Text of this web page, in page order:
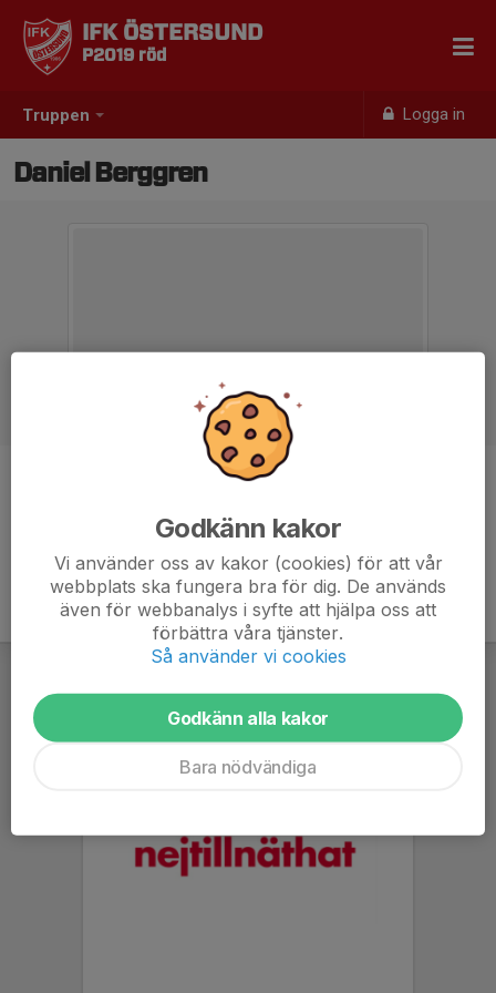
Truppen Logga in
IFK ÖSTERSUND
P2019 röd
Daniel Berggren
Godkänn kakor
Vi använder oss av kakor (cookies) för att vår
webbplats ska fungera bra för dig. De används
även för webbanalys i syfte att hjälpa oss att
förbättra våra tjänster.
Så använder vi cookies
Godkänn alla kakor
Bara nödvändiga